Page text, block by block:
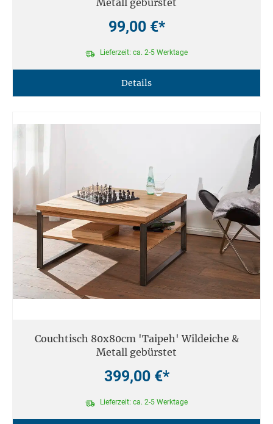
Metall gebürstet
99,00 €*
Lieferzeit: ca. 2-5 Werktage
Details
Couchtisch 80x80cm 'Taipeh' Wildeiche &
Metall gebürstet
399,00 €*
Lieferzeit: ca. 2-5 Werktage